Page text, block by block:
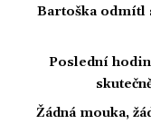
Bartoška odmítl
Poslední
Žádná mouka,